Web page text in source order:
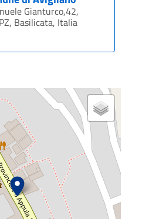
Gianturco,42,
Basilicata, Italia